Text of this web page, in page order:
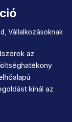
, Vállalkozásoknak
az
kínál az